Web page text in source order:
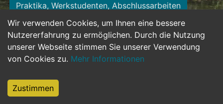
Wir verwenden Cookies, um Ihnen eine bessere
Nutzererfahrung zu ermöglichen. Durch die Nutzung
unserer Webseite stimmen Sie unserer Verwendung
von Cookies zu. Mehr Informationen
Zustimmen
Praktika, Werkstudenten, Abschlussarbeiten
Personalwesen Assistenz, Sekretariat
Hilfskräfte, Aushilfs- und Nebenjobs
Weiterbildung, Studium, duale Ausbildung